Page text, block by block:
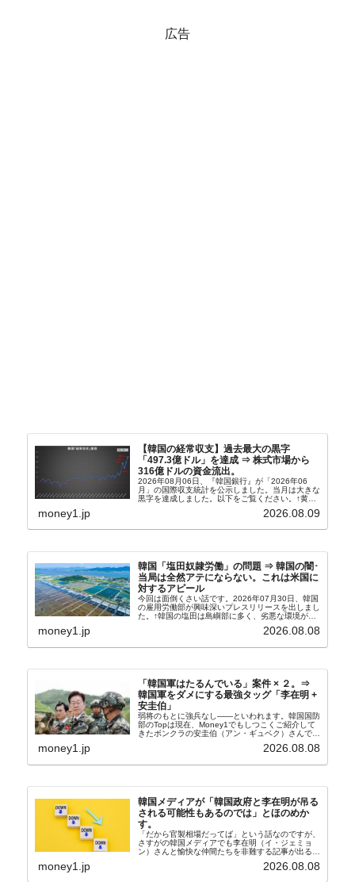
広告
【韓国の経常収支】過去最大の黒字
「497.3億ドル」を達成 ⇒ 株式市場から
316億ドルの資金流出。
2026年08月06日、『韓国銀行』が「2026年06
月」の国際収支統計を公示しました。当月は大きな
黒字を達成しました。以下をご覧ください。↑黄色
の経常収支です。2026年06月貿易収支：4...
money1.jp 2026.08.09
韓国「塩田奴隷労働」の問題 ⇒ 韓国の闇･
当局は全然アテにならない。これは米国に
対するアピール
今回は面倒くさい話です。2026年07月30日、韓国
の雇用労働部が興味深いプレスリリースを出しまし
た。↑韓国の塩田は島嶼部に多く、劣悪な環境が一
たといわれます（後述）。これは、いわゆる「塩田
money1.jp 2026.08.08
「韓国軍はたるんでいる」案件 × ２。⇒
韓国軍をダメにする最強タッグ「李在明 +
安圭伯」
弱将のもとに強兵なし――といわれます。韓国国防
部のTopは現在、Money1でもしつこくご紹介して
きたボンクラの安圭伯（アン・ギュベク）さんで
す。↑経済的無知蒙昧な李在明（イ・ジェミョン）
さんと「韓国初の文官上がり」の国防部長官安圭伯
money1.jp 2026.08.08
韓国メディアが「韓国政府と李在明が吊る
される可能性もあるのでは」とほのめか
す。
「だから官製相場だってば」という話なのですが、
さすがの韓国メディアでも李在明（イ・ジェミョ
ン）さんと愉快な仲間たちを非難する記事が出るよ
『朝鮮日報』に面白い記事が出ています。「東西南
money1.jp 2026.08.08